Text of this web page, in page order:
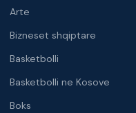
Arte
Bizneset shqiptare
Basketbolli
Basketbolli ne Kosove
Boks